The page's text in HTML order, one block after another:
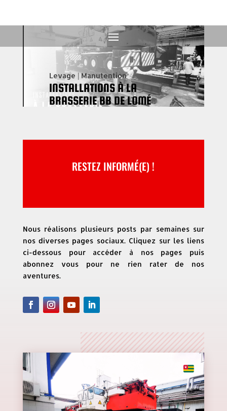
Levage |Manutention
INSTALLATIONS À LA
BRASSERIE BB DE LOMÉ
RESTEZ INFORMÉ(E) !
Nous réalisons plusieurs posts par semaines sur
nos diverses pages sociaux. Cliquez sur les liens
ci-dessous pour accéder à nos pages puis
abonnez vous pour ne rien rater de nos
aventures.